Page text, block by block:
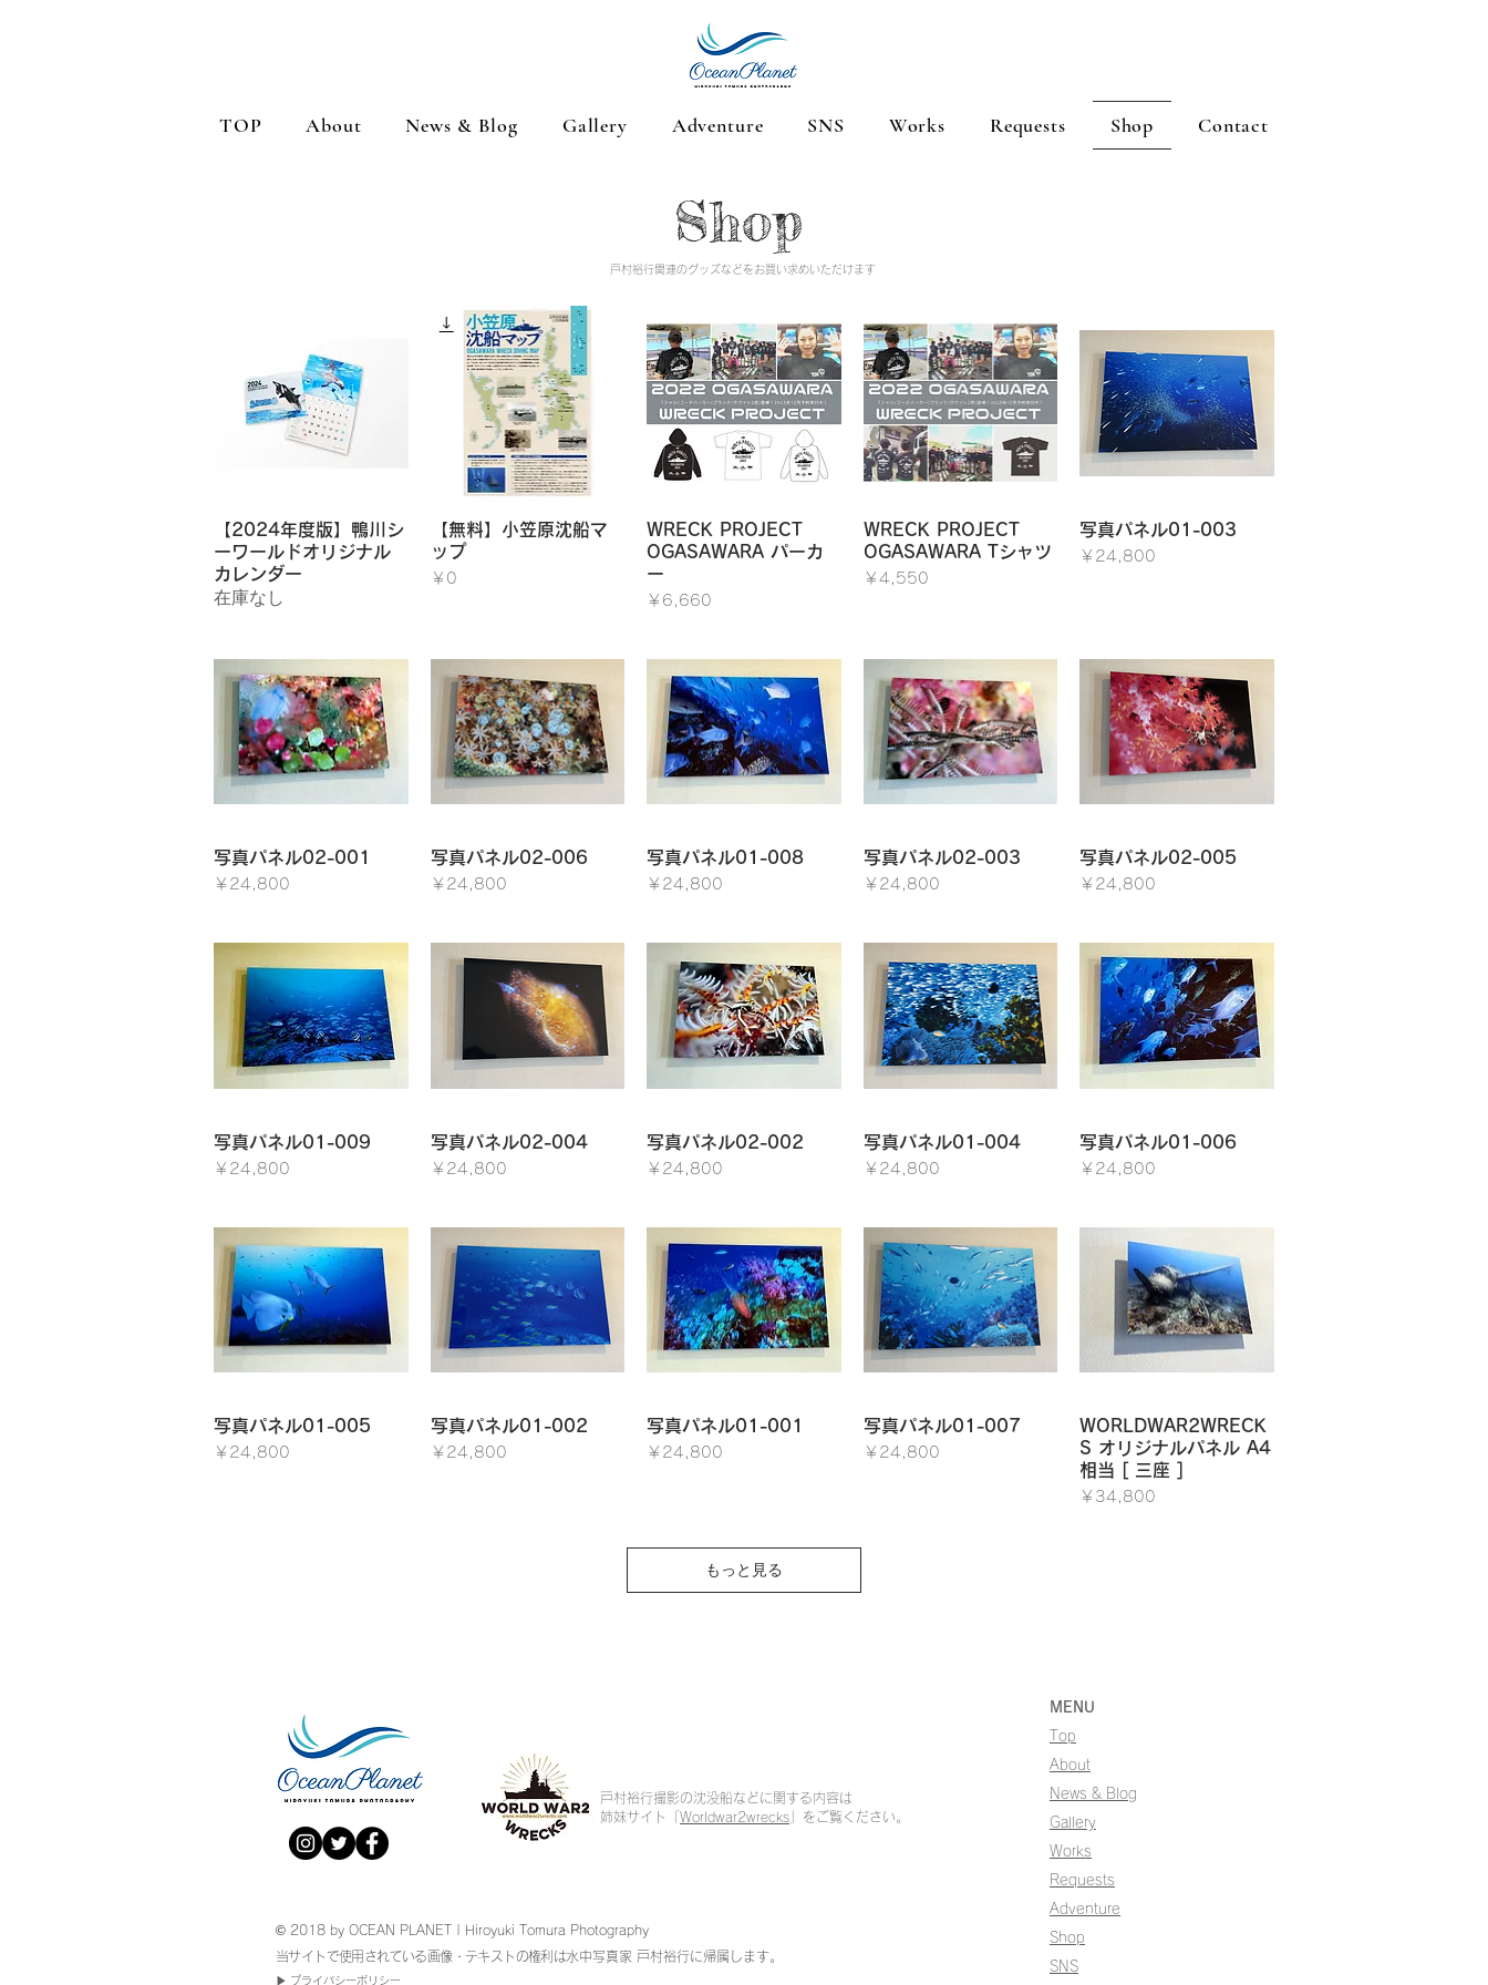
TOP About News & Blog Gallery Adventure SNS Works Requests Shop Contact
Shop
戸村裕行関連のグッズなどをお買い求めいただけます
クイックビュー
【2024年度版】鴨川シ
ーワールドオリジナル
カレンダー
在庫なし
クイックビュー
【無料】小笠原沈船マ
ップ
価格
￥0
クイックビュー
WRECK PROJECT
OGASAWARA パーカ
ー
価格
￥6,660
クイックビュー
WRECK PROJECT
OGASAWARA Tシャツ
価格
￥4,550
クイックビュー
写真パネル01-003
価格
￥24,800
クイックビュー
写真パネル02-001
価格
￥24,800
クイックビュー
写真パネル02-006
価格
￥24,800
クイックビュー
写真パネル01-008
価格
￥24,800
クイックビュー
写真パネル02-003
価格
￥24,800
クイックビュー
写真パネル02-005
価格
￥24,800
クイックビュー
写真パネル01-009
価格
￥24,800
クイックビュー
写真パネル02-004
価格
￥24,800
クイックビュー
写真パネル02-002
価格
￥24,800
クイックビュー
写真パネル01-004
価格
￥24,800
クイックビュー
写真パネル01-006
価格
￥24,800
クイックビュー
写真パネル01-005
価格
￥24,800
クイックビュー
写真パネル01-002
価格
￥24,800
クイックビュー
写真パネル01-001
価格
￥24,800
クイックビュー
写真パネル01-007
価格
￥24,800
クイックビュー
WORLDWAR2WRECK
S オリジナルパネル A4
相当 [ 三座 ]
価格
￥34,800
もっと見る
戸村裕行撮影の沈没船などに関する内容は
姉妹サイト「 Worldwar2wrecks 」をご覧ください。
© 2018 by OCEAN PLANET | Hiroyuki Tomura Photography
当サイトで使用されている画像・テキストの権利は水中写真家 戸村裕行に帰属します。
​▶︎ プライバシーポリシー
MENU
Top
About
News & Blog
Gallery
Works
Requests
Adventure
Shop
SNS